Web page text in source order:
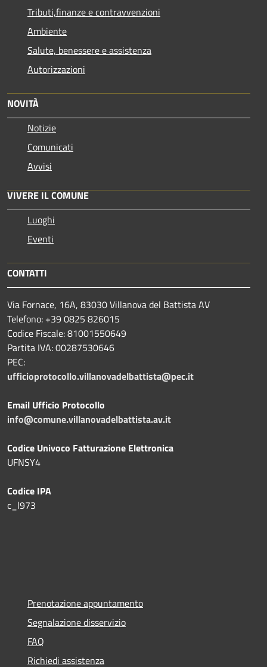
Tributi,finanze e contravvenzioni
Ambiente
Salute, benessere e assistenza
Autorizzazioni
NOVITÀ
Notizie
Comunicati
Avvisi
VIVERE IL COMUNE
Luoghi
Eventi
CONTATTI
Via Fornace, 16A, 83030 Villanova del Battista AV
Telefono: +39 0825 826015
Codice Fiscale: 81001550649
Partita IVA: 00287530646
PEC:
ufficioprotocollo.villanovadelbattista@pec.it
Email Ufficio Protocollo
info@comune.villanovadelbattista.av.it
Codice Univoco Fatturazione Elettronica
UFNSY4
Codice IPA
c_l973
Prenotazione appuntamento
Segnalazione disservizio
FAQ
Richiedi assistenza